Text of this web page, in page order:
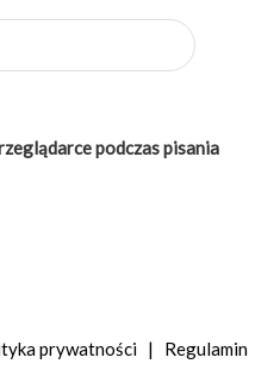
podczas pisania
prywatności | Regulamin